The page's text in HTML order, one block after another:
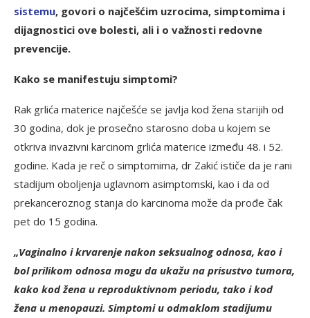
sistemu, govori o najčešćim uzrocima, simptomima i
dijagnostici ove bolesti, ali i o važnosti redovne
prevencije.
Kako se manifestuju simptomi?
Rak grlića materice najčešće se javlja kod žena starijih od
30 godina, dok je prosečno starosno doba u kojem se
otkriva invazivni karcinom grlića materice između 48. i 52.
godine. Kada je reč o simptomima, dr Zakić ističe da je rani
stadijum oboljenja uglavnom asimptomski, kao i da od
prekanceroznog stanja do karcinoma može da prođe čak
pet do 15 godina.
„Vaginalno i krvarenje nakon seksualnog odnosa, kao i
bol prilikom odnosa mogu da ukažu na prisustvo tumora,
kako kod žena u reproduktivnom periodu, tako i kod
žena u menopauzi. Simptomi u odmaklom stadijumu